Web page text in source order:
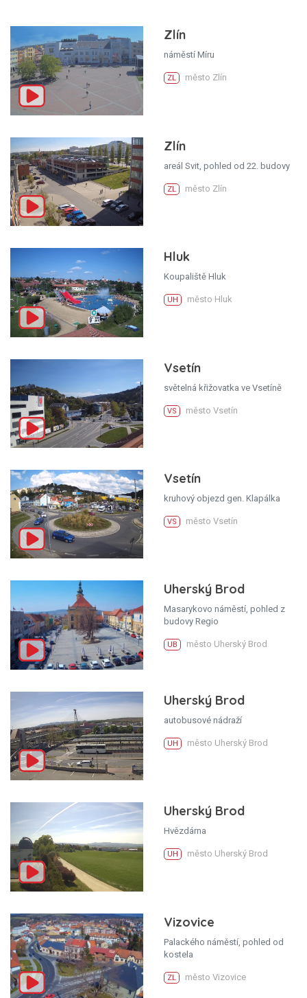
Zlín
náměstí Míru
ZL město Zlín
Zlín
areál Svit, pohled od 22. budovy
ZL město Zlín
Hluk
Koupaliště Hluk
UH město Hluk
Vsetín
světelná křižovatka ve Vsetíně
VS město Vsetín
Vsetín
kruhový objezd gen. Klapálka
VS město Vsetín
Uherský Brod
Masarykovo náměstí, pohled z
budovy Regio
UB město Uherský Brod
Uherský Brod
autobusové nádraží
UH město Uherský Brod
Uherský Brod
Hvězdárna
UH město Uherský Brod
Vizovice
Palackého náměstí, pohled od
kostela
ZL město Vizovice